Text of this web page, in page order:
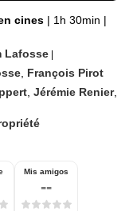
cines | 1h 30min |
Lafosse |
François Pirot
,Jérémie Renier,
Mis amigos
--